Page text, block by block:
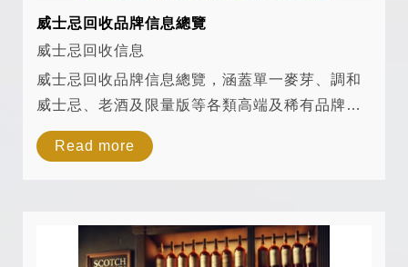
威士忌回收品牌信息總覽
威士忌回收信息
威士忌回收品牌信息總覽，涵蓋單一麥芽、調和
威士忌、老酒及限量版等各類高端及稀有品牌。
無論您是收藏家還是投資者，都可透過我們的查
詢系統，快速掌握不同品牌、年份與稀缺性的市
Read more